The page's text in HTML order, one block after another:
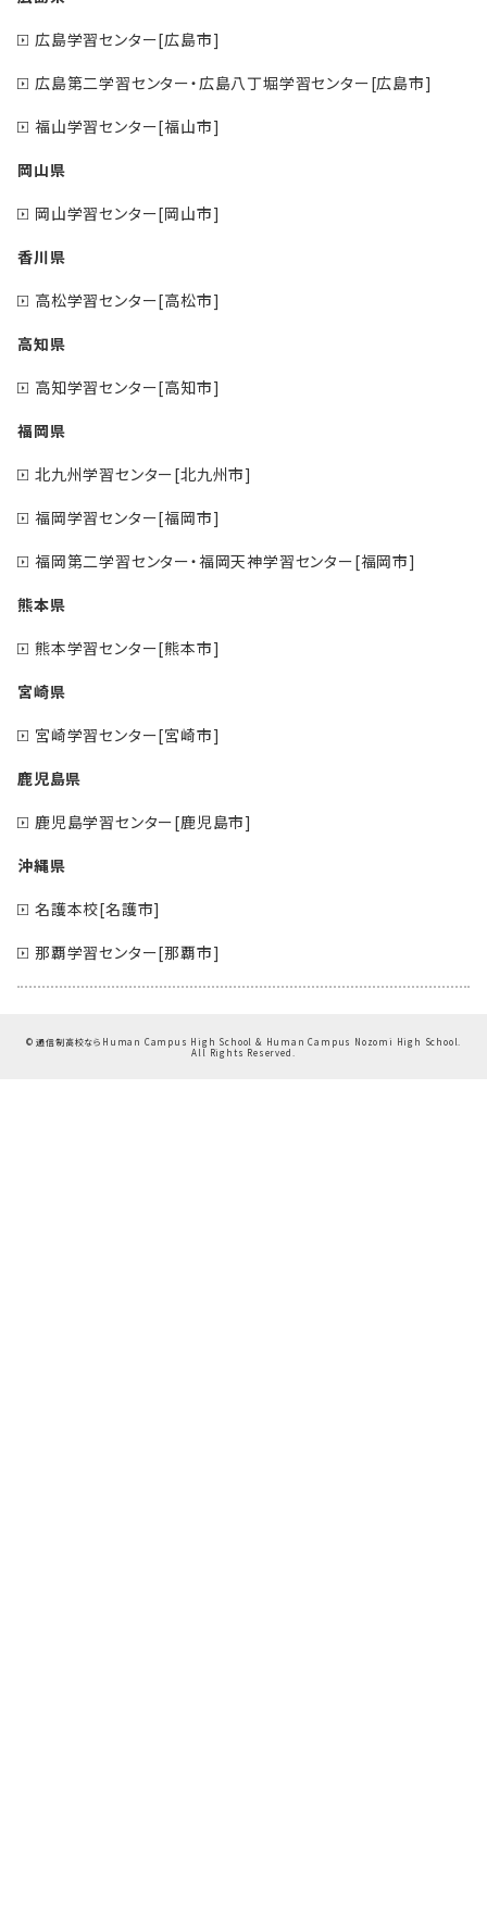
広島学習センター[広島市]
広島第二学習センター・広島八丁堀学習センター[広島市]
福山学習センター[福山市]
岡山県
岡山学習センター[岡山市]
香川県
高松学習センター[高松市]
高知県
高知学習センター[高知市]
福岡県
北九州学習センター[北九州市]
福岡学習センター[福岡市]
福岡第二学習センター・福岡天神学習センター[福岡市]
熊本県
熊本学習センター[熊本市]
宮崎県
宮崎学習センター[宮崎市]
鹿児島県
鹿児島学習センター[鹿児島市]
沖縄県
名護本校[名護市]
那覇学習センター[那覇市]
©通信制高校ならHuman Campus High School & Human Campus Nozomi High School.
All Rights Reserved.